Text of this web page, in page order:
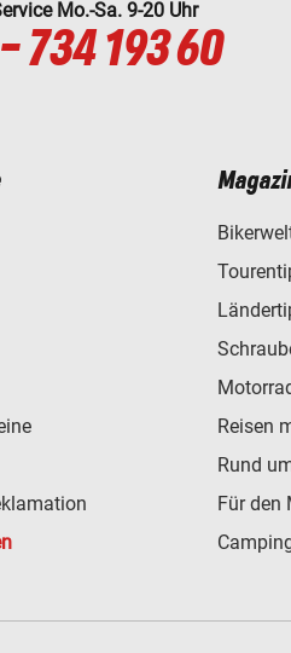
Mo.-Sa. 9-20 Uhr
734 193 60
Reisen
Rund
Für den